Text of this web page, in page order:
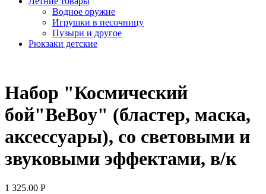
Водное оружие
Игрушки в песочницу
Пузыри и другое
Рюкзаки детские
Набор "Космический
бой"BeBoy" (бластер, маска,
аксессуары), со световыми и
звуковыми эффектами, в/к
1 325.00 Р